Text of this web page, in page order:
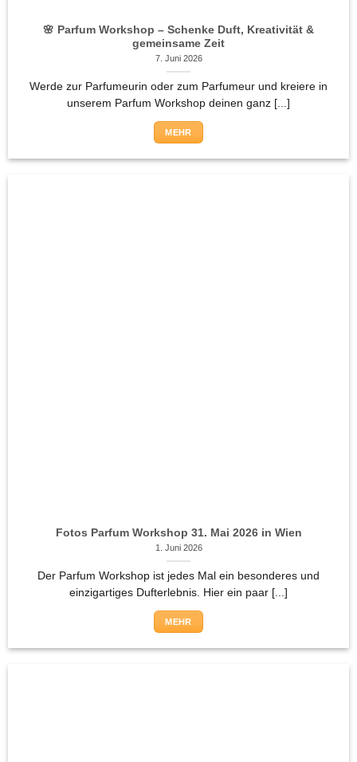
🌸 Parfum Workshop – Schenke Duft, Kreativität &
gemeinsame Zeit
7. Juni 2026
Werde zur Parfumeurin oder zum Parfumeur und kreiere in
unserem Parfum Workshop deinen ganz [...]
MEHR
Fotos Parfum Workshop 31. Mai 2026 in Wien
1. Juni 2026
Der Parfum Workshop ist jedes Mal ein besonderes und
einzigartiges Dufterlebnis. Hier ein paar [...]
MEHR